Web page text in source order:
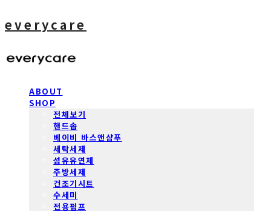
everycare
ABOUT
SHOP
전체보기
핸드솝
베이비 바스앤샴푸
세탁세제
섬유유연제
주방세제
건조기시트
수세미
전용펌프